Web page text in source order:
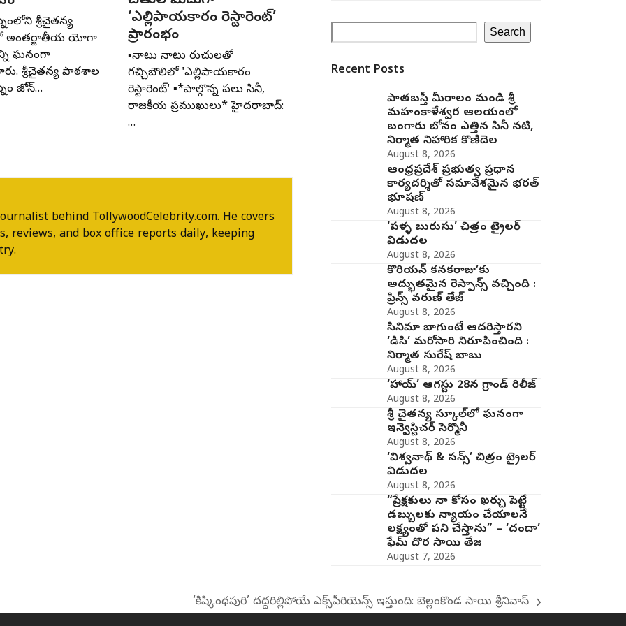
శ్రీచైతన్య
అంతర్జాతీయ యోగా
ఘనంగా
శ్రీచైతన్య పాఠశాల
జోన్‌…
‘ఎల్లిపాయకారం రెస్టారెంట్’
ప్రారంభం
▪️నాటు నాటు రుచులతో
గచ్చిబౌలిలో 'ఎల్లిపాయకారం
రెస్టారెంట్' ▪️*పాల్గొన్న పలు సినీ,
రాజకీయ ప్రముఖులు* హైదరాబాద్:
…
behind TollywoodCelebrity.com. He covers
reviews, and box office reports daily, keeping
Search
Recent Posts
పాతబస్తీ మీరాలం మండి శ్రీ
మహంకాళేశ్వర ఆలయంలో
బంగారు బోనం ఎత్తిన సినీ నటి,
నిర్మాత నిహారిక కొణిదెల
August 8, 2026
ఆంధ్రప్రదేశ్ ప్రభుత్వ ప్రధాన
కార్యదర్శితో సమావేశమైన భరత్
భూషణ్
August 8, 2026
‘పళ్ళ బురుసు’ చిత్రం ట్రైలర్
విడుదల
August 8, 2026
కొరియన్ కనకరాజు’కు
అద్భుతమైన రెస్పాన్స్ వచ్చింది :
ప్రిన్స్ వరుణ్ తేజ్
August 8, 2026
సినిమా బాగుంటే ఆదరిస్తారని
‘డిసి’ మరోసారి నిరూపించింది :
నిర్మాత సురేష్ బాబు
August 8, 2026
‘హాయ్’ ఆగస్టు 28న గ్రాండ్ రిలీజ్
August 8, 2026
శ్రీ చైతన్య స్కూల్‌లో ఘనంగా
ఇన్వెస్టిచర్‌ సెర్మొనీ
August 8, 2026
‘విశ్వనాథ్ & సన్స్’ చిత్రం ట్రైలర్
విడుదల
August 8, 2026
“ప్రేక్షకులు నా కోసం ఖర్చు పెట్టే
డబ్బులకు న్యాయం చేయాలనే
లక్ష్యంతో పని చేస్తాను” – ‘దందా’
ఫేమ్ దొర సాయి తేజ
August 7, 2026
next
‘కిష్కింధపురి’ దద్దరిల్లిపోయే ఎక్స్‌పీరియెన్స్ ఇస్తుంది: బెల్లంకొండ సాయి శ్రీనివాస్